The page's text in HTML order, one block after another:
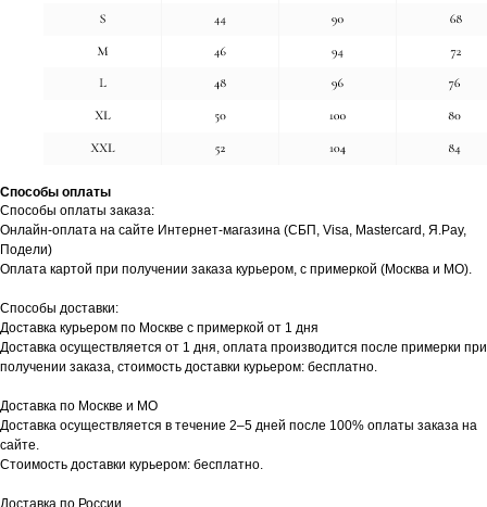
Способы оплаты
Способы оплаты заказа:
Онлайн-оплата на сайте Интернет-магазина (СБП, Visa, Mastercard, Я.Pay,
Подели)
Оплата картой при получении заказа курьером, с примеркой (Москва и МО).
Способы доставки:
Доставка курьером по Москве с примеркой от 1 дня
Доставка осуществляется от 1 дня, оплата производится после примерки при
получении заказа, стоимость доставки курьером: бесплатно.
Доставка по Москве и МО
Доставка осуществляется в течение 2–5 дней после 100% оплаты заказа на
сайте.
Стоимость доставки курьером: бесплатно.